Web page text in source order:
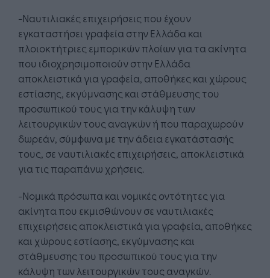
-Ναυτιλιακές επιχειρήσεις που έχουν
εγκαταστήσει γραφεία στην Ελλάδα και
πλοιοκτήτριες εμπορικών πλοίων για τα ακίνητα
που ιδιοχρησιμοποιούν στην Ελλάδα
αποκλειστικά για γραφεία, αποθήκες και χώρους
εστίασης, εκγύμνασης και στάθμευσης του
προσωπικού τους για την κάλυψη των
λειτουργικών τους αναγκών ή που παραχωρούν
δωρεάν, σύμφωνα με την άδεια εγκατάστασής
τους, σε ναυτιλιακές επιχειρήσεις, αποκλειστικά
για τις παραπάνω χρήσεις.
-Νομικά πρόσωπα και νομικές οντότητες για
ακίνητα που εκμισθώνουν σε ναυτιλιακές
επιχειρήσεις αποκλειστικά για γραφεία, αποθήκες
και χώρους εστίασης, εκγύμνασης και
στάθμευσης του προσωπικού τους για την
κάλυψη των λειτουργικών τους αναγκών.